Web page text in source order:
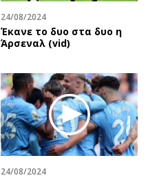
24/08/2024
Έκανε το δυο στα δυο η
Άρσεναλ (vid)
24/08/2024